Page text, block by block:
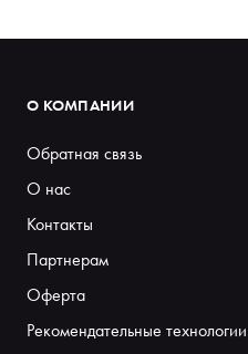
О КОМПАНИИ
Обратная связь
О нас
Контакты
Партнерам
Оферта
Рекомендательные технологии